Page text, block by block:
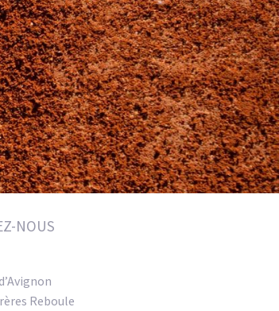
NOUS
Reboule